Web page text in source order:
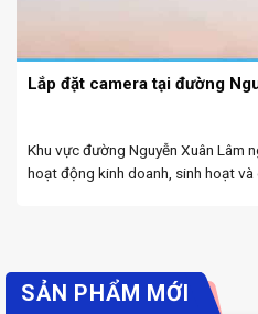
Lắp đặt camera tại đường
Khu vực đường Nguyễn Xuân Lâm
hoạt động kinh doanh, sinh hoạt
SẢN PHẨM MỚI